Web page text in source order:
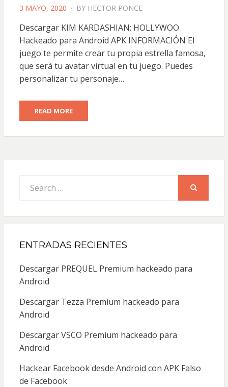
POSTED
3 MAYO, 2020 BY HECTOR PONCE
Descargar KIM KARDASHIAN: HOLLYWOO
Hackeado para Android APK INFORMACIÓN El
juego te permite crear tu propia estrella famosa,
que será tu avatar virtual en tu juego. Puedes
personalizar tu personaje…
READ MORE
for:
ENTRADAS RECIENTES
Descargar PREQUEL Premium hackeado para
Android
Descargar Tezza Premium hackeado para
Android
Descargar VSCO Premium hackeado para
Android
Hackear Facebook desde Android con APK Falso
de Facebook